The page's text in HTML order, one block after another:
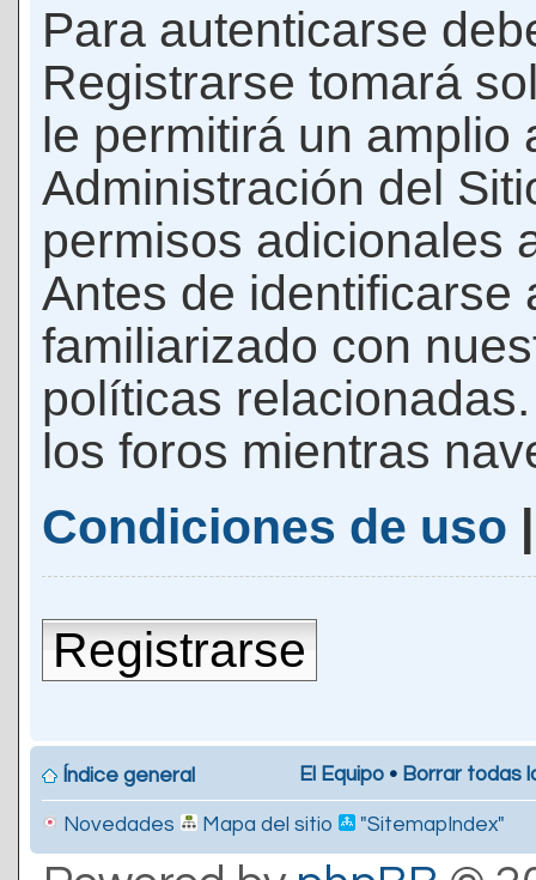
Para autenticarse
Registrarse tomará
le permitirá un amplio
Administración del
permisos adicionales
Antes de identificarse
familiarizado con
políticas
los foros mientras
Condiciones de uso
Registrarse
Índice general El Equipo • Borrar todas
Novedades Mapa del sitio "SitemapIndex"